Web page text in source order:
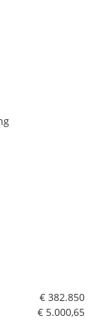
€ 382.850
€ 5.000,65